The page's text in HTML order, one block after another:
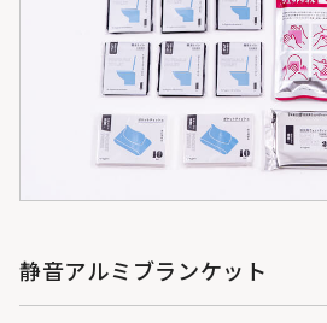
静音アルミブランケット